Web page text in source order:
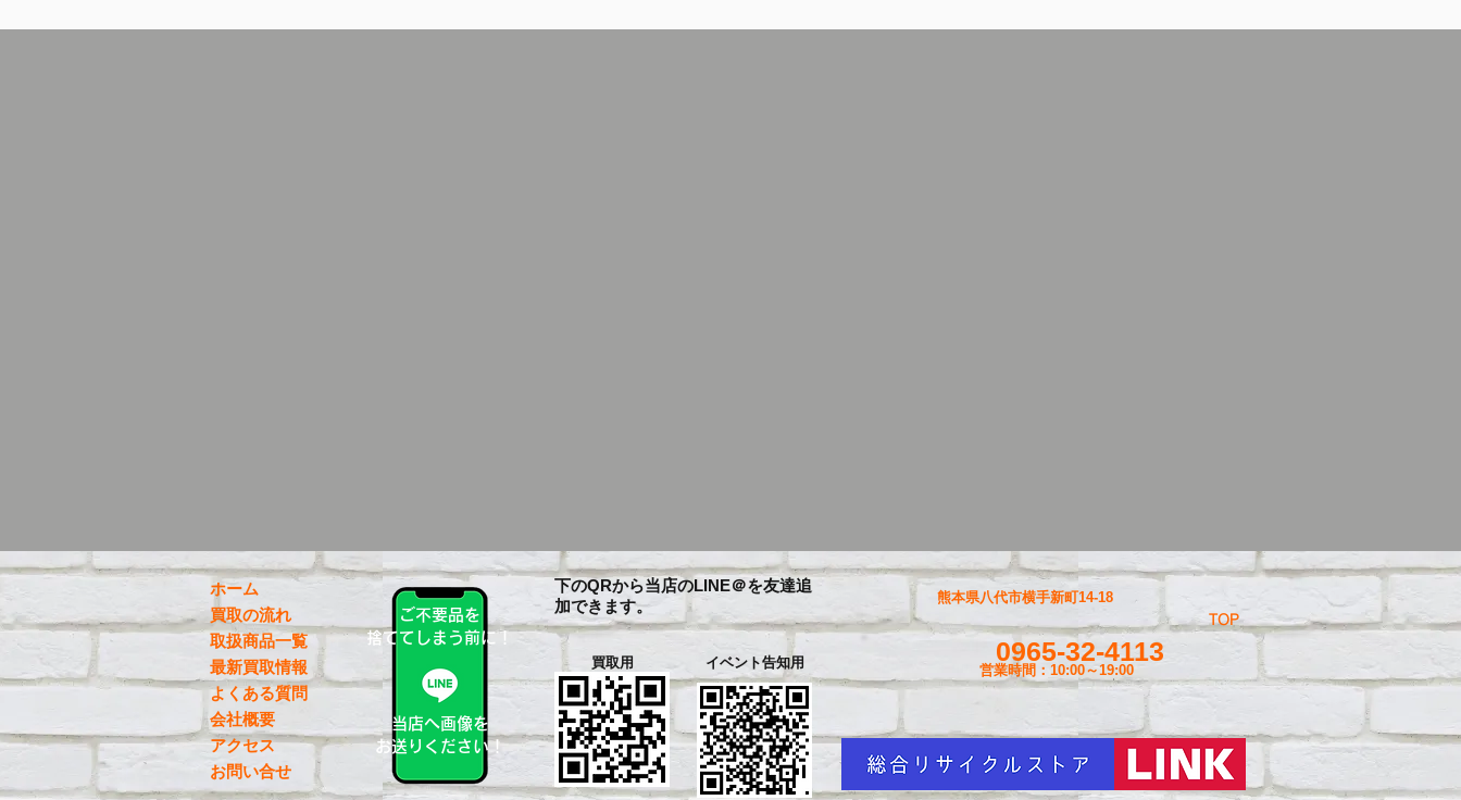
ホーム
買取の流れ
取扱商品一覧
最新買取情報
よくある質問
会社概要
アクセス
お問い合せ
ご不要品を
捨ててしまう前に！
当店へ画像を
お送りください！
下のQRから当店のLINE＠を友達追
加できます。
買取用 イベント告知用
TOP
0965-32-4113
営業時間：10:00～19:00
熊本県八代市横手新町14-18